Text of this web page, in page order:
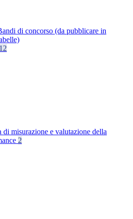
di concorso (da pubblicare in
12
di misurazione e valutazione della
2